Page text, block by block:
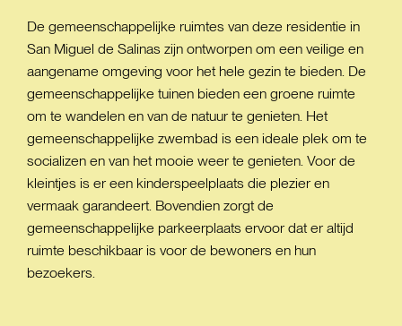
De gemeenschappelijke ruimtes van deze residentie in
San Miguel de Salinas zijn ontworpen om een veilige en
aangename omgeving voor het hele gezin te bieden. De
gemeenschappelijke tuinen bieden een groene ruimte
om te wandelen en van de natuur te genieten. Het
gemeenschappelijke zwembad is een ideale plek om te
socializen en van het mooie weer te genieten. Voor de
kleintjes is er een kinderspeelplaats die plezier en
vermaak garandeert. Bovendien zorgt de
gemeenschappelijke parkeerplaats ervoor dat er altijd
ruimte beschikbaar is voor de bewoners en hun
bezoekers.